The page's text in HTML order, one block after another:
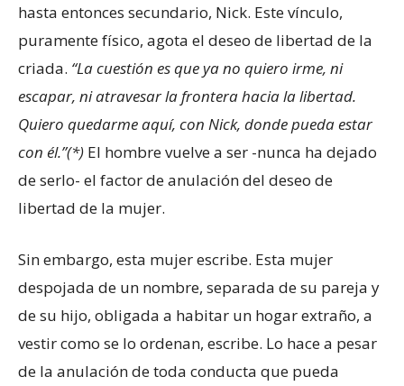
hasta entonces secundario, Nick. Este vínculo,
puramente físico, agota el deseo de libertad de la
criada. “La cuestión es que ya no quiero irme, ni
escapar, ni atravesar la frontera hacia la libertad.
Quiero quedarme aquí, con Nick, donde pueda estar
con él.”(*) El hombre vuelve a ser -nunca ha dejado
de serlo- el factor de anulación del deseo de
libertad de la mujer.
Sin embargo, esta mujer escribe. Esta mujer
despojada de un nombre, separada de su pareja y
de su hijo, obligada a habitar un hogar extraño, a
vestir como se lo ordenan, escribe. Lo hace a pesar
de la anulación de toda conducta que pueda